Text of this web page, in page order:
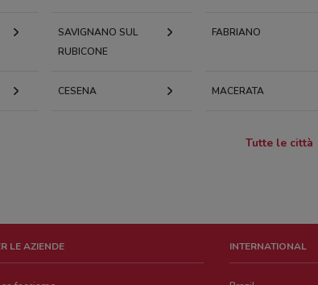
SAVIGNANO SUL
RUBICONE
FABRIANO
CESENA MACERATA
Tutte le città
LE AZIENDE INTERNATIONAL